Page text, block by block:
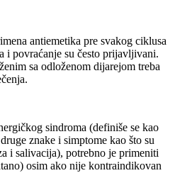
antiemetika pre svakog ciklusa
i povraćanje su često prijavljivani.
sa odloženom dijarejom treba
sindroma (definiše se kao
znake i simptome kao što su
i salivacija), potrebno je primeniti
osim ako nije kontraindikovan